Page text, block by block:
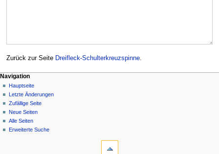
Zurück zur Seite Dreifleck-Schulterkreuzspinne.
Navigation
Hauptseite
Letzte Änderungen
Zufällige Seite
Neue Seiten
Alle Seiten
Erweiterte Suche